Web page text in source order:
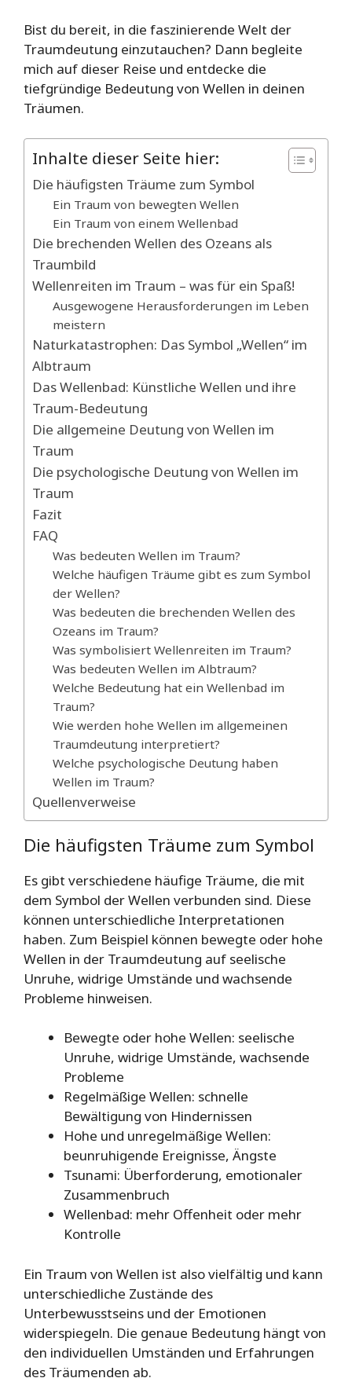
Bist du bereit, in die faszinierende Welt der
Traumdeutung einzutauchen? Dann begleite
mich auf dieser Reise und entdecke die
tiefgründige Bedeutung von Wellen in deinen
Träumen.
Inhalte dieser Seite hier:
Die häufigsten Träume zum Symbol
Ein Traum von bewegten Wellen
Ein Traum von einem Wellenbad
Die brechenden Wellen des Ozeans als
Traumbild
Wellenreiten im Traum – was für ein Spaß!
Ausgewogene Herausforderungen im Leben
meistern
Naturkatastrophen: Das Symbol „Wellen“ im
Albtraum
Das Wellenbad: Künstliche Wellen und ihre
Traum-Bedeutung
Die allgemeine Deutung von Wellen im
Traum
Die psychologische Deutung von Wellen im
Traum
Fazit
FAQ
Was bedeuten Wellen im Traum?
Welche häufigen Träume gibt es zum Symbol
der Wellen?
Was bedeuten die brechenden Wellen des
Ozeans im Traum?
Was symbolisiert Wellenreiten im Traum?
Was bedeuten Wellen im Albtraum?
Welche Bedeutung hat ein Wellenbad im
Traum?
Wie werden hohe Wellen im allgemeinen
Traumdeutung interpretiert?
Welche psychologische Deutung haben
Wellen im Traum?
Quellenverweise
Die häufigsten Träume zum Symbol
Es gibt verschiedene häufige Träume, die mit
dem Symbol der Wellen verbunden sind. Diese
können unterschiedliche Interpretationen
haben. Zum Beispiel können bewegte oder hohe
Wellen in der Traumdeutung auf seelische
Unruhe, widrige Umstände und wachsende
Probleme hinweisen.
Bewegte oder hohe Wellen: seelische
Unruhe, widrige Umstände, wachsende
Probleme
Regelmäßige Wellen: schnelle
Bewältigung von Hindernissen
Hohe und unregelmäßige Wellen:
beunruhigende Ereignisse, Ängste
Tsunami: Überforderung, emotionaler
Zusammenbruch
Wellenbad: mehr Offenheit oder mehr
Kontrolle
Ein Traum von Wellen ist also vielfältig und kann
unterschiedliche Zustände des
Unterbewusstseins und der Emotionen
widerspiegeln. Die genaue Bedeutung hängt von
den individuellen Umständen und Erfahrungen
des Träumenden ab.